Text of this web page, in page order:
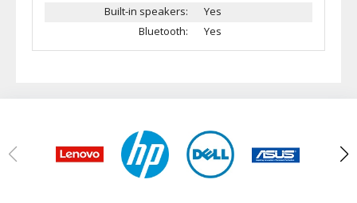
Built-in speakers:
Yes
Bluetooth:
Yes